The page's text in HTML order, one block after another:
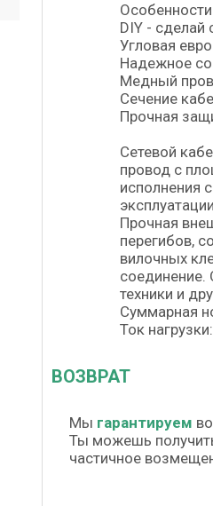
DIY - сделай
Угловая
Надежное
Медный
Сечение
Прочная
Сетевой
провод с
исполнения
Прочная
перегибов,
вилочных
техники и
Суммарная
Ток
ВОЗВРАТ
Мы гарантируем
Ты можешь
частичное